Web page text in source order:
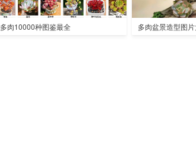
多肉10000种图鉴最全 多肉盆景造型图